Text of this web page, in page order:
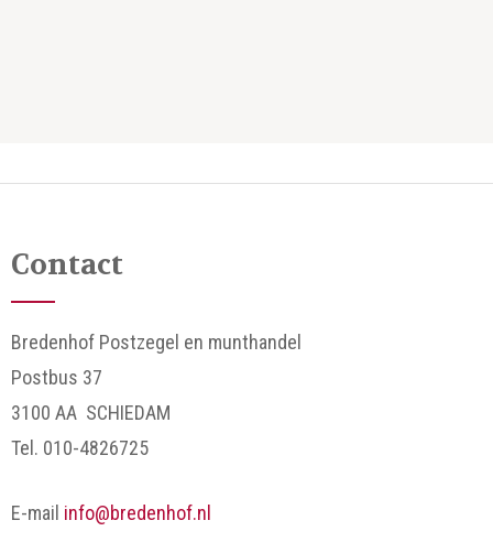
Contact
Bredenhof Postzegel en munthandel
Postbus 37
3100 AA SCHIEDAM
Tel. 010-4826725
E-mail info@bredenhof.nl